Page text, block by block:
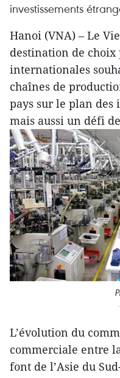
investissements
Hanoi (VNA) – Le
destination de
internationales
chaînes de
pays sur le plan des
mais aussi un défi
L’évolution du
commerciale entre
font de l’Asie du